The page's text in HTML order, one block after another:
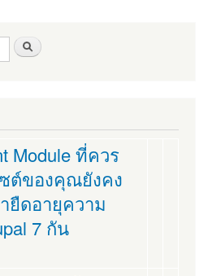
Module ที่ควร
ต์ของคุณยังคง
ยืดอายุความ
7 กัน